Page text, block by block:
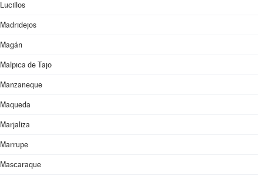
Lucillos
Madridejos
Magán
Malpica de Tajo
Manzaneque
Maqueda
Marjaliza
Marrupe
Mascaraque